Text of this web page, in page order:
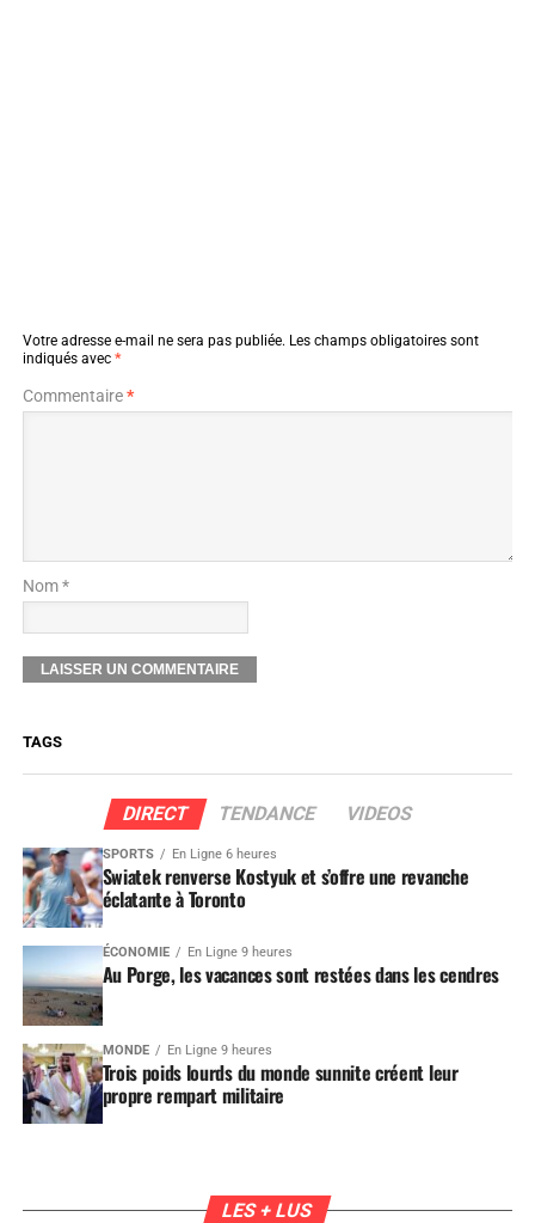
Votre adresse e-mail ne sera pas publiée. Les champs obligatoires sont
indiqués avec *
Commentaire*
Nom *
TAGS
DIRECT TENDANCE VIDEOS
SPORTS En Ligne 6 heures
Swiatek renverse Kostyuk et s’offre une revanche
éclatante à Toronto
ÉCONOMIE En Ligne 9 heures
Au Porge, les vacances sont restées dans les cendres
MONDE En Ligne 9 heures
Trois poids lourds du monde sunnite créent leur
propre rempart militaire
LES + LUS